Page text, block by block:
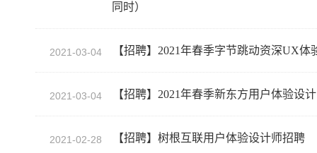
同时）
2021-03-04 【招聘】2021年春季字节跳动资深UX体
2021-03-04 【招聘】2021年春季新东方用户体验设
2021-02-28 【招聘】树根互联用户体验设计师招聘